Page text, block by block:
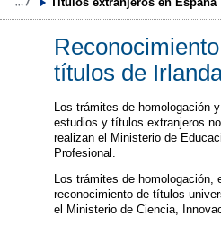
títulos de
Los trámites de homologación
estudios y títulos extranjeros
realizan el Ministerio de
Profesional.
Los trámites de homologación,
reconocimiento de títulos
el Ministerio de Ciencia,